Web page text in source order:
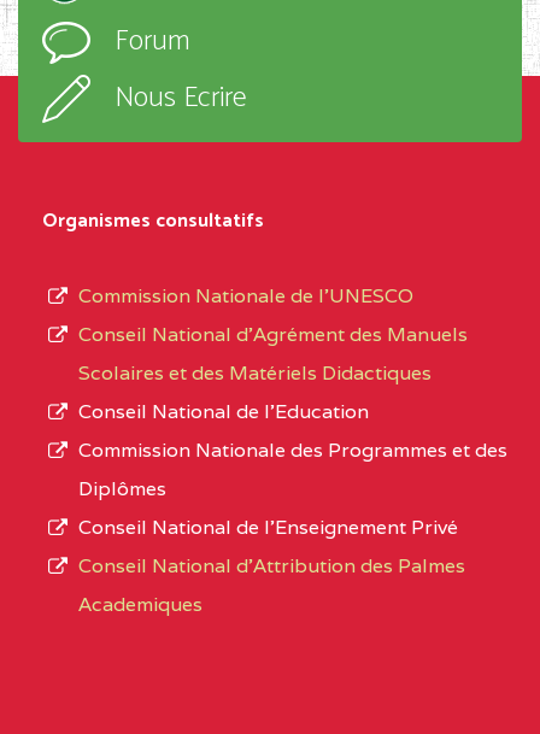
D'ENSEIGNEMENT
PROFESSIONNEL
(CEGEP) STE FOI BP
:4740 YAOUNDE
CENTRE
COLLEGE PANAFRICAIN
DE L'EXCELLENCE BP
CENTRE
COLLEGE PRIVE
d’enseignement,
type
L’offre
d’éducation
de
Forum
Nous Ecrire
Organismes consultatifs
Commission Nationale de l’UNESCO
Conseil National d’Agrément des Manuels
Scolaires et des Matériels Didactiques
Conseil National de l’Education
Commission Nationale des Programmes et des
Diplômes
Conseil National de l’Enseignement Privé
Conseil National d'Attribution des Palmes
Academiques